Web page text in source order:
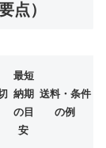
点）
最短
納期
の目
安
送料・条件
の例